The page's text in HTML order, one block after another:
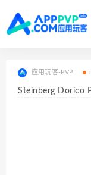
应用玩客-PVP
Steinberg Dorico